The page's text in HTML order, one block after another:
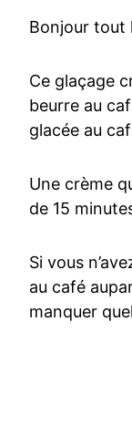
Bonjour tout
Ce glaçage
beurre au
glacée au
Une crème
de 15
Si vous
au café
manquer